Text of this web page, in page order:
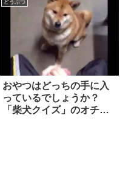
どうぶつ
おやつはどっちの手に入
っているでしょうか？
「柴犬クイズ」のオチが